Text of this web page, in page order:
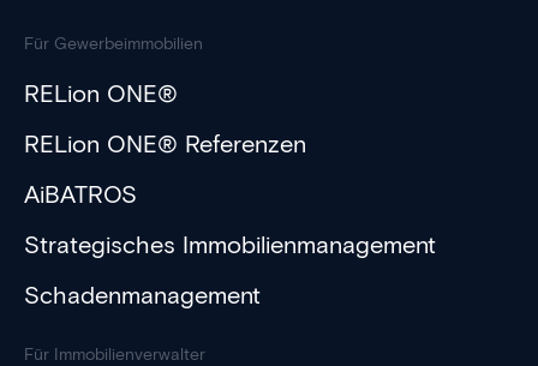
Für Gewerbeimmobilien
RELion ONE®
RELion ONE® Referenzen
AiBATROS
Strategisches Immobilienmanagement
Schadenmanagement
Für Immobilienverwalter